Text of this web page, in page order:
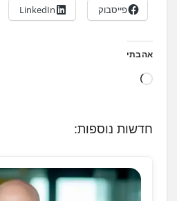
פייסבוק LinkedIn
אהבתי
ט
.
.
חדשות נוספות: